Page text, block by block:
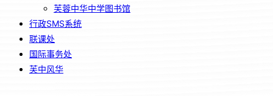
芙蓉中华中学图书馆
行政SMS系统
联课处
国际事务处
芙中风华